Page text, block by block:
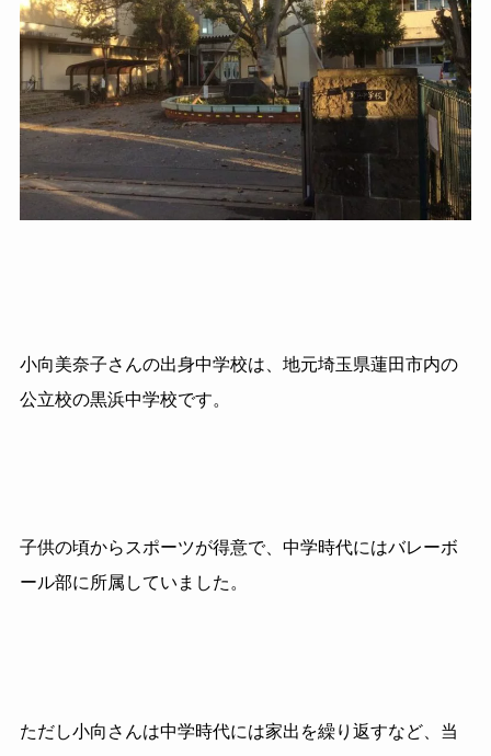
小向美奈子さんの出身中学校は、地元埼玉県蓮田市内の
公立校の黒浜中学校です。
子供の頃からスポーツが得意で、中学時代にはバレーボ
ール部に所属していました。
ただし小向さんは中学時代には家出を繰り返すなど、当